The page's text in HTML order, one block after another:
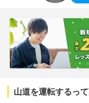
山道を運転するっ